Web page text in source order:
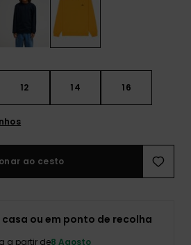
12 14 16
ao cesto
casa ou em ponto de recolha
a partir de8 Agosto